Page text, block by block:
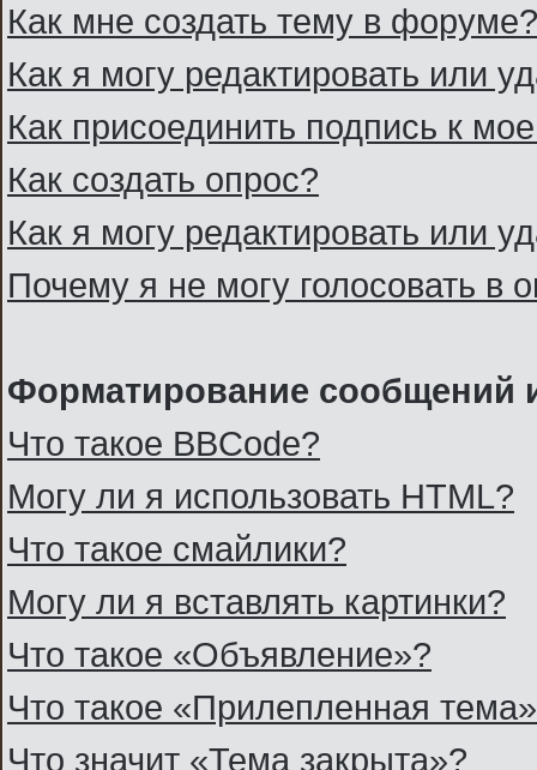
Как мне создать тему в форуме?
Как я могу редактировать или
Как присоединить подпись к
Как создать опрос?
Как я могу редактировать или
Почему я не могу голосовать в
Форматирование сообщений
Что такое BBCode?
Могу ли я использовать HTML?
Что такое смайлики?
Могу ли я вставлять картинки?
Что такое «Объявление»?
Что такое «Прилепленная
Что значит «Тема закрыта»?